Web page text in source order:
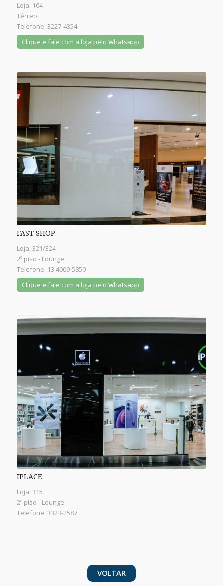
Loja: 104
Térreo
Telefone: 3227-4354
Clique e fale com a loja pelo Whatsapp
FAST SHOP
Loja: 321/324
2º piso - Lounge
Telefone: 13 4009-5850
Clique e fale com a loja pelo Whatsapp
IPLACE
Loja: 315
2º piso - Lounge
Telefone: 3323-2587
VOLTAR